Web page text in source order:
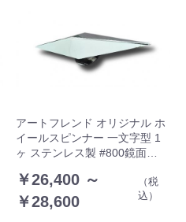
アートフレンド オリジナル ホ
イールスピンナー 一文字型 1
ヶ ステンレス製 #800鏡面
￥26,400 ～
￥28,600
（税
込）